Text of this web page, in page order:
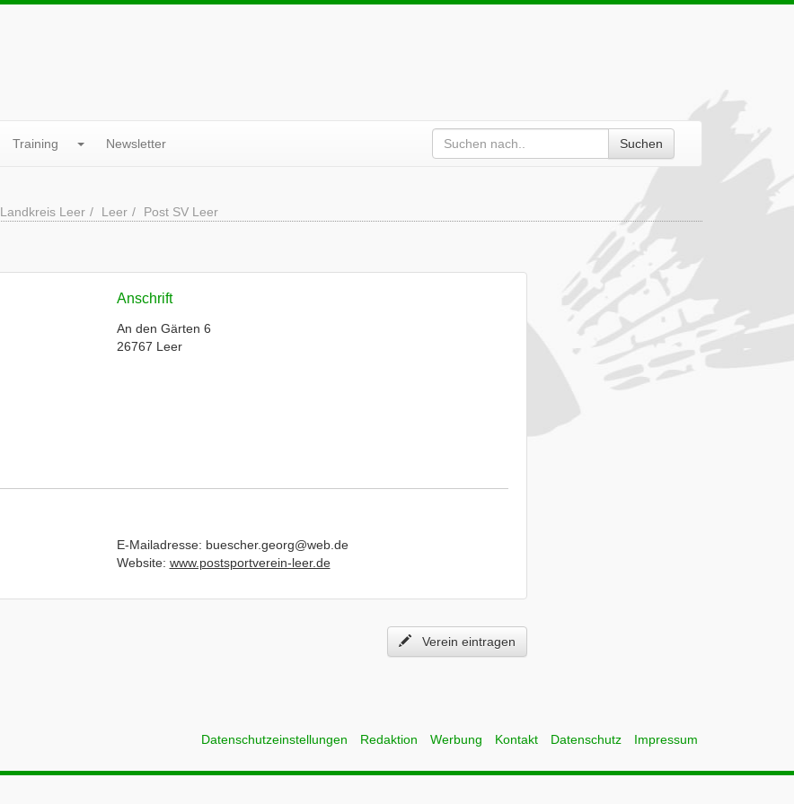
Training Newsletter Suchen
Landkreis Leer Leer Post SV Leer
Anschrift
An den Gärten 6
26767 Leer
E-Mailadresse: buescher.georg@web.de
Website: www.postsportverein-leer.de
Verein eintragen
Datenschutzeinstellungen Redaktion Werbung Kontakt Datenschutz Impressum